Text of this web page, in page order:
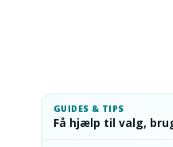
GUIDES & TIPS
Få hjælp til valg,